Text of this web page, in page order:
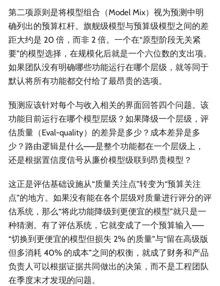
第二项原则是将模型组合（Model Mix）视为预测中明
确列出的预算杠杆。旗舰级模型与预算级模型之间的差
距大约是 20 倍，而非 2 倍。一个在“原型阶段无关紧
要”的模型选择，在规模化后就是一个六位数的支出项。
如果团队没有明确哪些功能运行在哪个层级，就等同于
默认将所有功能都交付给了最昂贵的选项。
预测应该针对每个与收入相关的界面回答四个问题。该
功能目前运行在哪个模型层级？如果降级一个层级，评
估质量（Eval-quality）的差异是多少？成本差异是多
少？路由逻辑是什么——是整个功能都在一个层级上，
还是根据置信度信号从廉价模型级联到昂贵模型？
这正是评估基础设施从“质量关注点”转变为“预算关注
点”的地方。如果没有能在各个层级对质量进行评分的评
估系统，那么“将此功能降级到更便宜的模型”就只是一
种猜测。有了评估系统，它就变成了一个预算输入——
“切换到更便宜的模型但损失 2% 的质量”与“留在高级版
但多消耗 40% 的成本”之间的权衡，就成了财务和产品
负责人可以根据证据共同做出的决策，而不是工程团队
在季度末才发现的问题。